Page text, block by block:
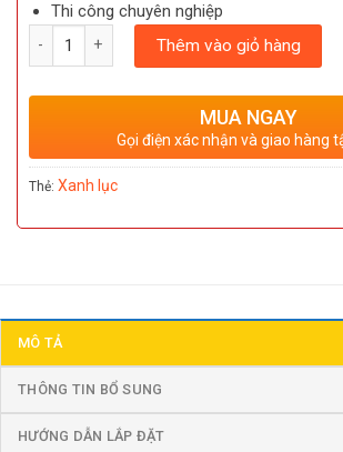
Thi công chuyên nghiệp
Số lượng
Thêm vào giỏ hàng
MUA NGAY
Gọi điện xác nhận và giao hàng
Thẻ: Xanh lục
MÔ TẢ
THÔNG TIN BỔ SUNG
HƯỚNG DẪN LẮP ĐẶT